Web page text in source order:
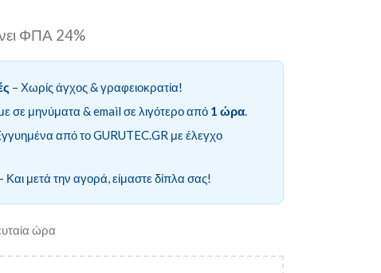
ΦΠΑ 24%
– Χωρίς άγχος & γραφειοκρατία!
σε μηνύματα & email σε λιγότερο από 1 ώρα.
από το GURUTEC.GR με έλεγχο
Και μετά την αγορά, είμαστε δίπλα σας!
ώρα